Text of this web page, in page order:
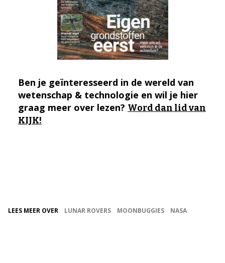
Ben je geïnteresseerd in de wereld van
wetenschap & technologie en wil je hier
graag meer over lezen? Word dan lid van
KIJK!
LEES MEER OVER LUNAR ROVERS MOONBUGGIES NASA